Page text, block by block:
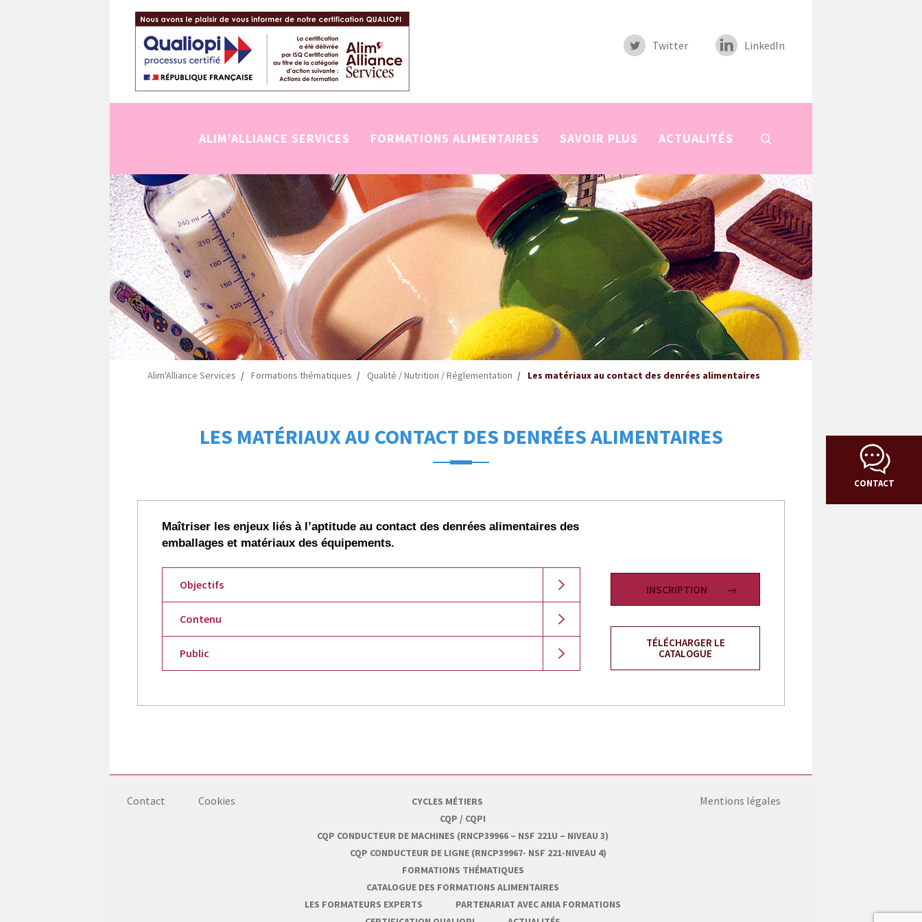
Twitter LinkedIn
ALIM’ALLIANCE SERVICES FORMATIONS ALIMENTAIRES SAVOIR PLUS ACTUALITÉS
Alim'Alliance Services Formations thématiques Qualité / Nutrition / Réglementation Les matériaux au contact des denrées alimentaires
LES MATÉRIAUX AU CONTACT DES DENRÉES ALIMENTAIRES
Maîtriser les enjeux liés à l’aptitude au contact des denrées alimentaires des
emballages et matériaux des équipements.
Objectifs
Contenu
Public
INSCRIPTION
TÉLÉCHARGER LE
CATALOGUE
Contact Cookies
CYCLES MÉTIERS
CQP / CQPI
CQP CONDUCTEUR DE MACHINES (RNCP39966 – NSF 221U – NIVEAU 3)
CQP CONDUCTEUR DE LIGNE (RNCP39967- NSF 221-NIVEAU 4)
FORMATIONS THÉMATIQUES
CATALOGUE DES FORMATIONS ALIMENTAIRES
LES FORMATEURS EXPERTS
PARTENARIAT AVEC ANIA FORMATIONS
Mentions légales
CONTACT